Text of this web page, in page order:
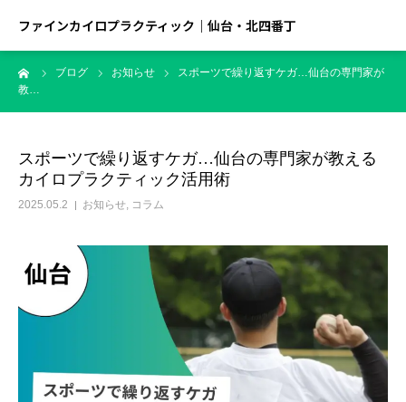
ファインカイロプラクティック｜仙台・北四番丁
ブログ お知らせ
スポーツで繰り返すケガ…仙台の専門家が
教…
スポーツで繰り返すケガ…仙台の専門家が教える
カイロプラクティック活用術
2025.05.2 お知らせ, コラム